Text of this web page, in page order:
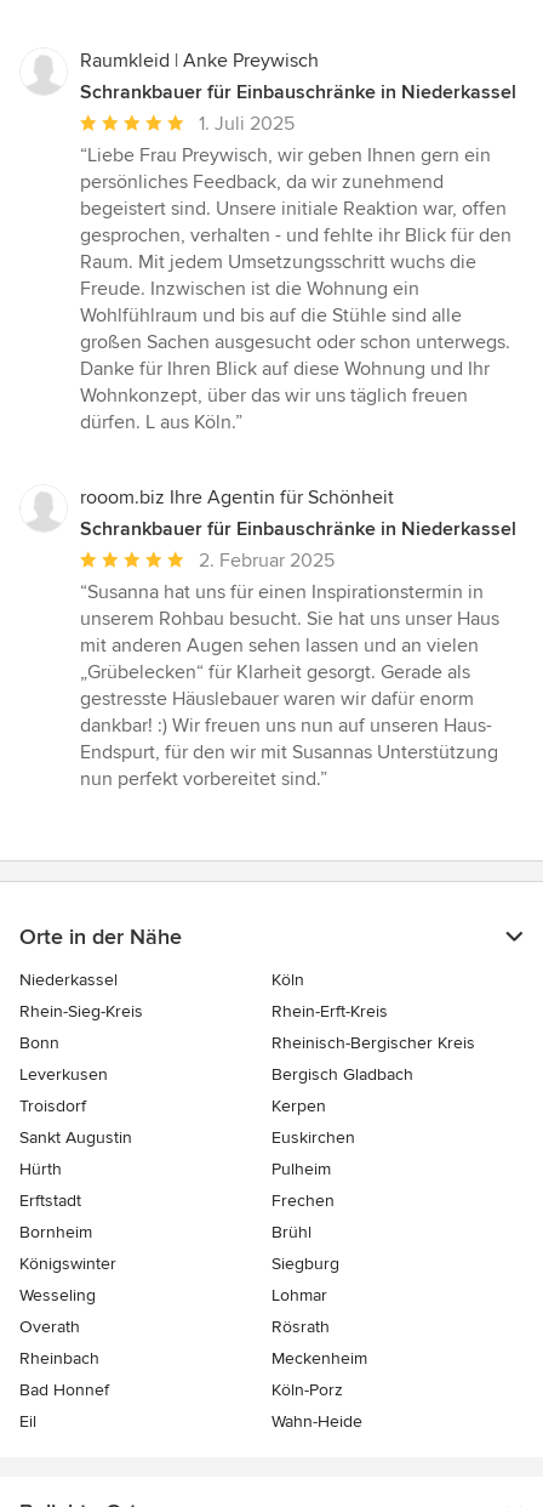
Raumkleid | Anke Preywisch
Schrankbauer für Einbauschränke in Niederkassel
Durchschnittliche
Bewertung:
5
von
5
Sternen
1. Juli 2025
“Liebe Frau Preywisch, wir geben Ihnen gern ein
persönliches Feedback, da wir zunehmend
begeistert sind. Unsere initiale Reaktion war, offen
gesprochen, verhalten - und fehlte ihr Blick für den
Raum. Mit jedem Umsetzungsschritt wuchs die
Freude. Inzwischen ist die Wohnung ein
Wohlfühlraum und bis auf die Stühle sind alle
großen Sachen ausgesucht oder schon unterwegs.
Danke für Ihren Blick auf diese Wohnung und Ihr
Wohnkonzept, über das wir uns täglich freuen
dürfen. L aus Köln.”
rooom.biz Ihre Agentin für Schönheit
Schrankbauer für Einbauschränke in Niederkassel
Durchschnittliche
Bewertung:
5
von
5
Sternen
2. Februar 2025
“Susanna hat uns für einen Inspirationstermin in
unserem Rohbau besucht. Sie hat uns unser Haus
mit anderen Augen sehen lassen und an vielen
„Grübelecken“ für Klarheit gesorgt. Gerade als
gestresste Häuslebauer waren wir dafür enorm
dankbar! :) Wir freuen uns nun auf unseren Haus-
Endspurt, für den wir mit Susannas Unterstützung
nun perfekt vorbereitet sind.”
Orte in der Nähe
Niederkassel
Köln
Rhein-Sieg-Kreis
Rhein-Erft-Kreis
Bonn
Rheinisch-Bergischer Kreis
Leverkusen
Bergisch Gladbach
Troisdorf
Kerpen
Sankt Augustin
Euskirchen
Hürth
Pulheim
Erftstadt
Frechen
Bornheim
Brühl
Königswinter
Siegburg
Wesseling
Lohmar
Overath
Rösrath
Rheinbach
Meckenheim
Bad Honnef
Köln-Porz
Eil
Wahn-Heide